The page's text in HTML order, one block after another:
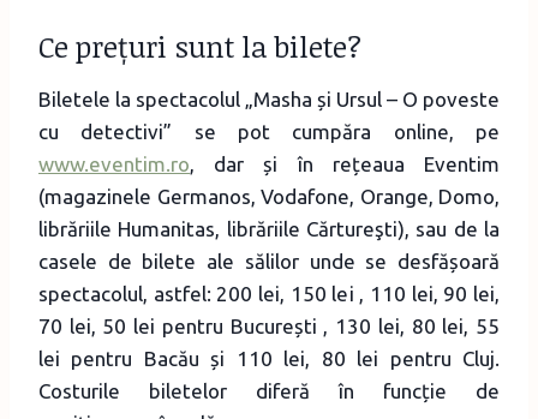
Ce prețuri sunt la bilete?
Biletele la spectacolul „Masha și Ursul – O poveste
cu detectivi” se pot cumpăra online, pe
www.eventim.ro, dar și în rețeaua Eventim
(magazinele Germanos, Vodafone, Orange, Domo,
librăriile Humanitas, librăriile Cărtureşti), sau de la
casele de bilete ale sălilor unde se desfășoară
spectacolul, astfel: 200 lei, 150 lei , 110 lei, 90 lei,
70 lei, 50 lei pentru București , 130 lei, 80 lei, 55
lei pentru Bacău și 110 lei, 80 lei pentru Cluj.
Costurile biletelor diferă în funcție de